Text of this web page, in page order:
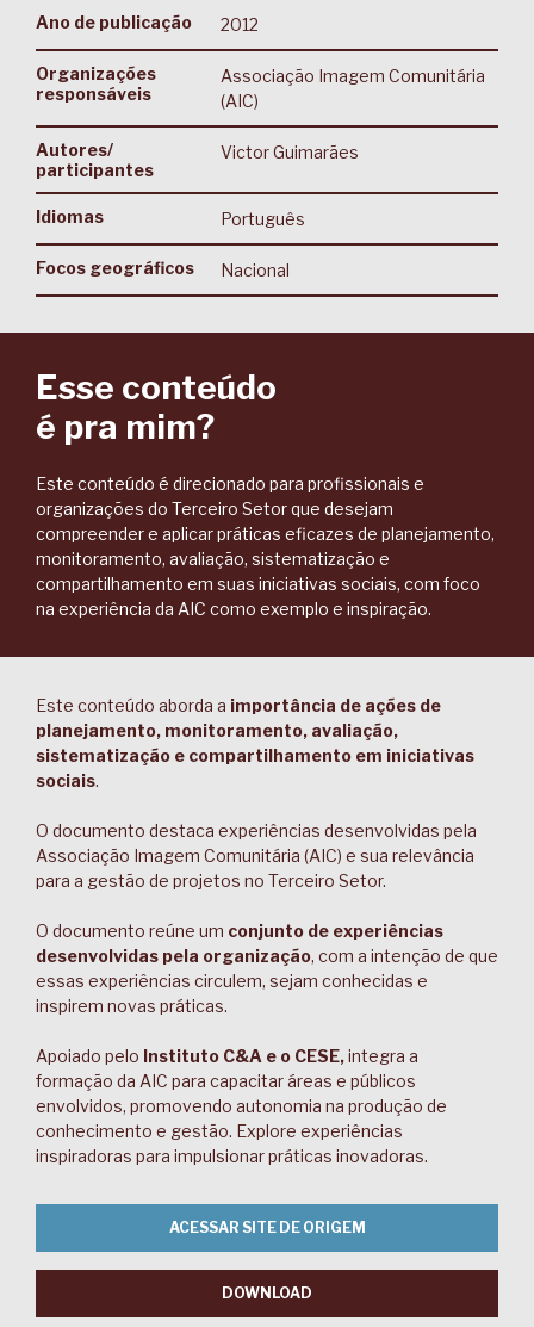
Ano de publicação 2012
Organizações
responsáveis
Associação Imagem Comunitária
(AIC)
Autores/
participantes
Victor Guimarães
Idiomas Português
Focos geográficos Nacional
Esse conteúdo
é pra mim?
Este conteúdo é direcionado para profissionais e
organizações do Terceiro Setor que desejam
compreender e aplicar práticas eficazes de planejamento,
monitoramento, avaliação, sistematização e
compartilhamento em suas iniciativas sociais, com foco
na experiência da AIC como exemplo e inspiração.
Este conteúdo aborda a importância de ações de
planejamento, monitoramento, avaliação,
sistematização e compartilhamento em iniciativas
sociais.
O documento destaca experiências desenvolvidas pela
Associação Imagem Comunitária (AIC) e sua relevância
para a gestão de projetos no Terceiro Setor.
O documento reúne um conjunto de experiências
desenvolvidas pela organização, com a intenção de que
essas experiências circulem, sejam conhecidas e
inspirem novas práticas.
Apoiado pelo Instituto C&A e o CESE,integra a
formação da AIC para capacitar áreas e públicos
envolvidos, promovendo autonomia na produção de
conhecimento e gestão. Explore experiências
inspiradoras para impulsionar práticas inovadoras.
ACESSAR SITE DE ORIGEM
DOWNLOAD